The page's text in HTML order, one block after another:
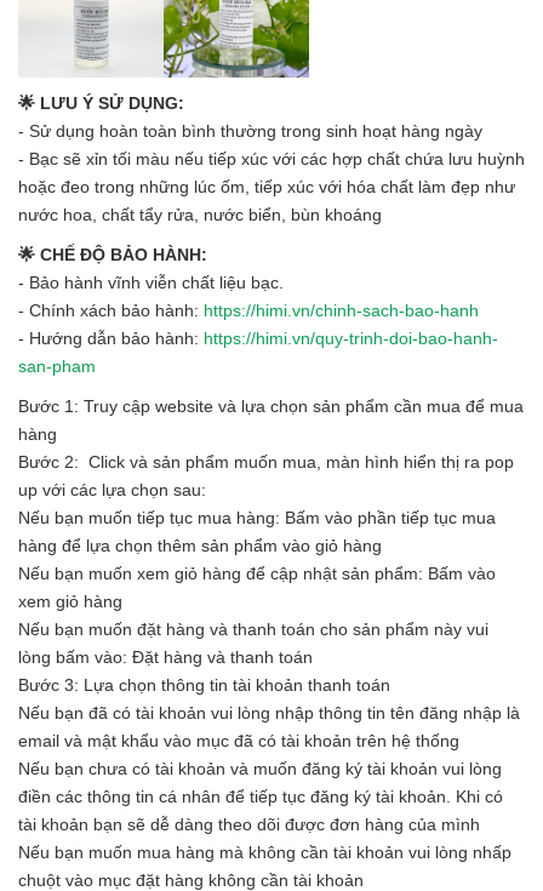
🌟 LƯU Ý SỬ DỤNG:
- Sử dụng hoàn toàn bình thường trong sinh hoạt hàng ngày
- Bạc sẽ xỉn tối màu nếu tiếp xúc với các hợp chất chứa lưu huỳnh
hoặc đeo trong những lúc ốm, tiếp xúc với hóa chất làm đẹp như
nước hoa, chất tẩy rửa, nước biển, bùn khoáng
🌟 CHẾ ĐỘ BẢO HÀNH:
- Bảo hành vĩnh viễn chất liệu bạc.
- Chính xách bảo hành: https://himi.vn/chinh-sach-bao-hanh
- Hướng dẫn bảo hành: https://himi.vn/quy-trinh-doi-bao-hanh-
san-pham
Bước 1: Truy cập website và lựa chọn sản phẩm cần mua để mua
hàng
Bước 2: Click và sản phẩm muốn mua, màn hình hiển thị ra pop
up với các lựa chọn sau:
Nếu bạn muốn tiếp tục mua hàng: Bấm vào phần tiếp tục mua
hàng để lựa chọn thêm sản phẩm vào giỏ hàng
Nếu bạn muốn xem giỏ hàng để cập nhật sản phẩm: Bấm vào
xem giỏ hàng
Nếu bạn muốn đặt hàng và thanh toán cho sản phẩm này vui
lòng bấm vào: Đặt hàng và thanh toán
Bước 3: Lựa chọn thông tin tài khoản thanh toán
Nếu bạn đã có tài khoản vui lòng nhập thông tin tên đăng nhập là
email và mật khẩu vào mục đã có tài khoản trên hệ thống
Nếu bạn chưa có tài khoản và muốn đăng ký tài khoản vui lòng
điền các thông tin cá nhân để tiếp tục đăng ký tài khoản. Khi có
tài khoản bạn sẽ dễ dàng theo dõi được đơn hàng của mình
Nếu bạn muốn mua hàng mà không cần tài khoản vui lòng nhấp
chuột vào mục đặt hàng không cần tài khoản